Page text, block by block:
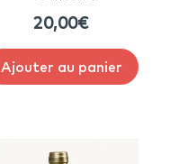
20,00€
Ajouter au panier